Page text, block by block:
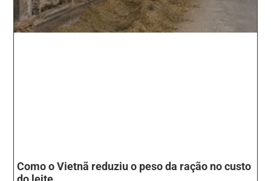
Como o Vietnã reduziu o peso da ração no custo